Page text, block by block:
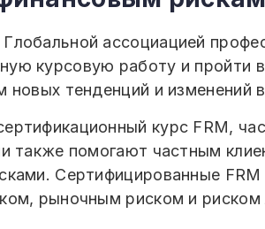
ассоциацией
курсовую работу и пройти
новых тенденций и изменений
курс FRM,
также помогают частным
Сертифицированные
рыночным риском и риском